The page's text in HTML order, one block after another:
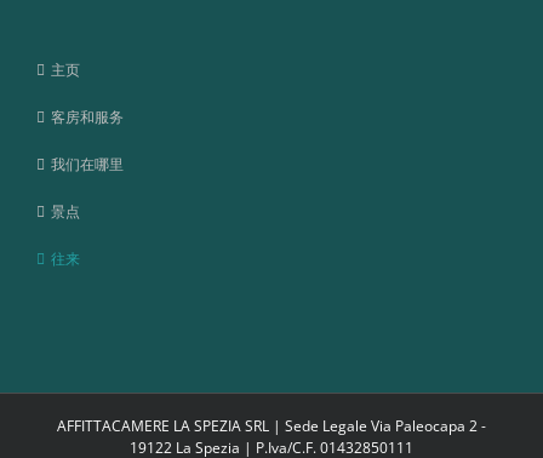
主页
客房和服务
我们在哪里
景点
往来
AFFITTACAMERE LA SPEZIA SRL | Sede Legale Via Paleocapa 2 -
19122 La Spezia | P.Iva/C.F. 01432850111